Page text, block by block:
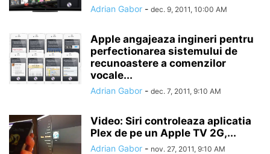
Adrian Gabor - dec. 9, 2011, 10:00 AM
Apple angajeaza ingineri pentru
perfectionarea sistemului de
recunoastere a comenzilor
vocale...
Adrian Gabor - dec. 7, 2011, 9:10 AM
Video: Siri controleaza aplicatia
Plex de pe un Apple TV 2G,...
Adrian Gabor - nov. 27, 2011, 9:10 AM